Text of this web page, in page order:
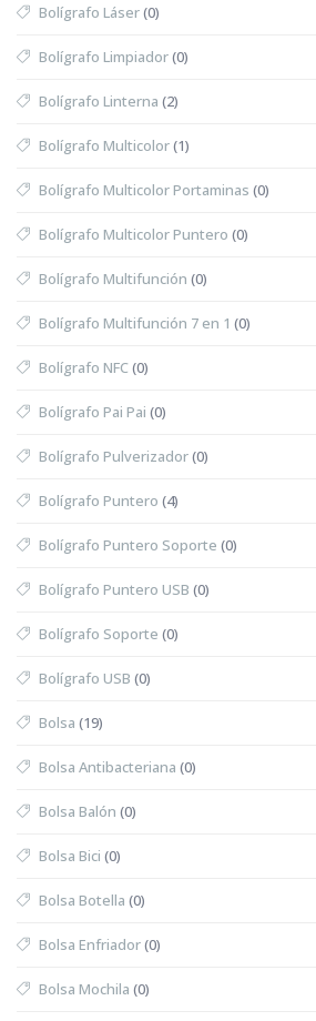
Bolígrafo Láser(0)
Bolígrafo Limpiador(0)
Bolígrafo Linterna (2)
Bolígrafo Multicolor(1)
Bolígrafo Multicolor Portaminas (0)
Bolígrafo Multicolor Puntero (0)
Bolígrafo Multifunción (0)
Bolígrafo Multifunción 7 en 1 (0)
Bolígrafo NFC(0)
Bolígrafo Pai Pai (0)
Bolígrafo Pulverizador(0)
Bolígrafo Puntero (4)
Bolígrafo Puntero Soporte (0)
Bolígrafo Puntero USB (0)
Bolígrafo Soporte (0)
Bolígrafo USB (0)
Bolsa (19)
Bolsa Antibacteriana (0)
Bolsa Balón (0)
Bolsa Bici (0)
Bolsa Botella (0)
Bolsa Enfriador(0)
Bolsa Mochila (0)